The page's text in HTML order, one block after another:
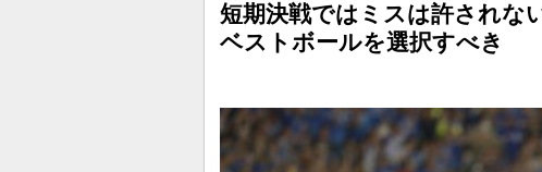
短期決戦ではミスは許されな
ベストボールを選択すべき